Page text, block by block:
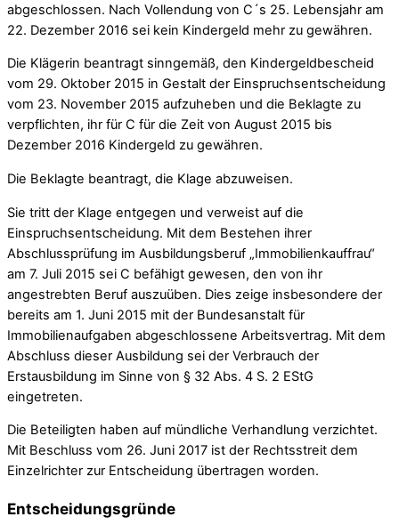
abgeschlossen. Nach Vollendung von C´s 25. Lebensjahr am
22. Dezember 2016 sei kein Kindergeld mehr zu gewähren.
Die Klägerin beantragt sinngemäß, den Kindergeldbescheid
vom 29. Oktober 2015 in Gestalt der Einspruchsentscheidung
vom 23. November 2015 aufzuheben und die Beklagte zu
verpflichten, ihr für C für die Zeit von August 2015 bis
Dezember 2016 Kindergeld zu gewähren.
Die Beklagte beantragt, die Klage abzuweisen.
Sie tritt der Klage entgegen und verweist auf die
Einspruchsentscheidung. Mit dem Bestehen ihrer
Abschlussprüfung im Ausbildungsberuf „Immobilienkauffrau“
am 7. Juli 2015 sei C befähigt gewesen, den von ihr
angestrebten Beruf auszuüben. Dies zeige insbesondere der
bereits am 1. Juni 2015 mit der Bundesanstalt für
Immobilienaufgaben abgeschlossene Arbeitsvertrag. Mit dem
Abschluss dieser Ausbildung sei der Verbrauch der
Erstausbildung im Sinne von § 32 Abs. 4 S. 2 EStG
eingetreten.
Die Beteiligten haben auf mündliche Verhandlung verzichtet.
Mit Beschluss vom 26. Juni 2017 ist der Rechtsstreit dem
Einzelrichter zur Entscheidung übertragen worden.
Entscheidungsgründe